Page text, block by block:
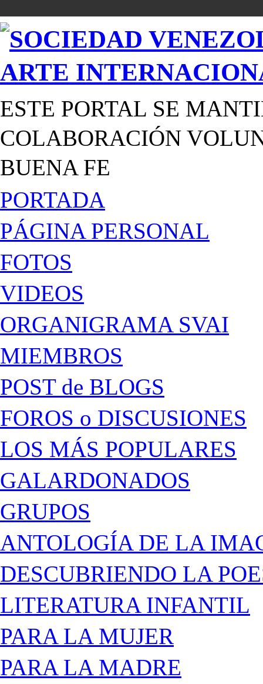
ESTE PORTAL SE
COLABORACIÓN
BUENA FE
PORTADA
PÁGINA PERSONAL
FOTOS
VIDEOS
ORGANIGRAMA SVAI
MIEMBROS
POST de BLOGS
FOROS o DISCUSIONES
LOS MÁS POPULARES
GALARDONADOS
GRUPOS
ANTOLOGÍA DE LA
DESCUBRIENDO LA
LITERATURA INFANTIL
PARA LA MUJER
PARA LA MADRE